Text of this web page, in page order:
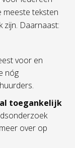
meeste teksten
zijn. Daarnaast:
voor en
nóg
toegankelijk
over op